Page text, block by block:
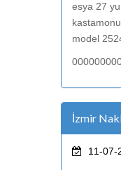
esya 27
model
İzmir
11-07-